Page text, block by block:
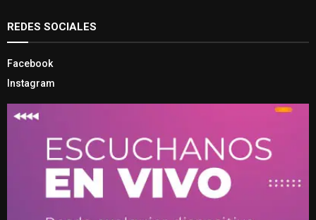
REDES SOCIALES
Facebook
Instagram